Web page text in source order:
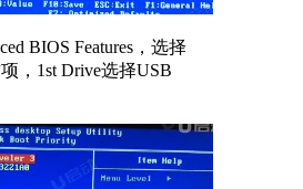
BIOS Features，选择
，1st Drive选择USB